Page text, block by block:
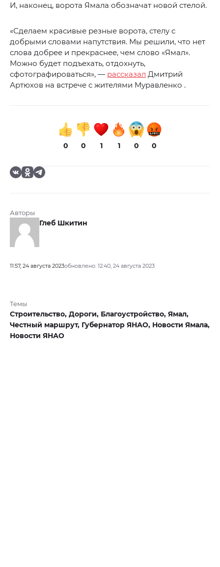
И, наконец, ворота Ямала обозначат новой стелой.
«Сделаем красивые резные ворота, стелу с
добрыми словами напутствия. Мы решили, что нет
слова добрее и прекраснее, чем слово «Ямал».
Можно будет подъехать, отдохнуть,
сфотографироваться», — рассказал Дмитрий
Артюхов на встрече с жителями Муравленко .
0 0 1 1 0 0
Авторы
Глеб Шкитин
11:57, 24 августа 2023обновлено: 12:40, 24 августа 2023
Темы
Строительство, Дороги, Благоустройство, Ямал,
Честный маршрут, Губернатор ЯНАО, Новости Ямала,
Новости ЯНАО